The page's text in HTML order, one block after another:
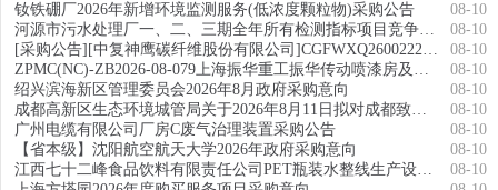
钕铁硼厂2026年新增环境监测服务(低浓度颗粒物)采购公告
08-10
河源市污水处理厂一、二、三期全年所有检测指标项目竞争性谈判公告
08-10
[采购公告][中复神鹰碳纤维股份有限公司]CGFWXQ26002226无组织废气改造
08-10
ZPMC(NC)-ZB2026-08-079上海振华重工振华传动喷漆房及末端治理设备维保项目
08-10
绍兴滨海新区管理委员会2026年8月政府采购意向
08-10
成都高新区生态环境城管局关于2026年8月11日拟对成都致研新能电子科技有限公司高压脉冲产生模块建设项目环境影响评价文件作出审批意见的公示
08-10
广州电缆有限公司厂房C废气治理装置采购公告
08-10
【省本级】沈阳航空航天大学2026年政府采购意向
08-10
江西七十二峰食品饮料有限责任公司PET瓶装水整线生产设备采购需求前期调查询价公告
08-10